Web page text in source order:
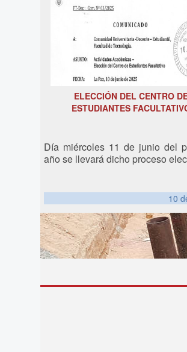
ELECCIÓN DEL CENTRO
ESTUDIANTES
Día miércoles 11 de junio del
año se llevará dicho proceso
10